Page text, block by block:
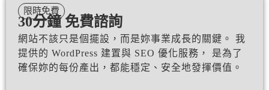
限時免費
30分鐘 免費諮詢
網站不該只是個擺設，而是妳事業成長的關鍵。 我
提供的 WordPress 建置與 SEO 優化服務， 是為了
確保妳的每份產出，都能穩定、安全地發揮價值。